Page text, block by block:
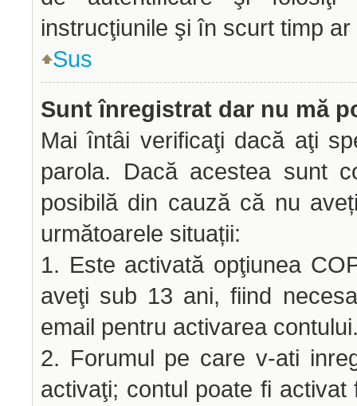
instrucţiunile şi în scurt timp
Sus
Sunt înregistrat dar nu mă
Mai întâi verificaţi dacă aţi
parola. Dacă acestea sunt
posibilă din cauză că nu
următoarele situații:
1. Este activată opţiunea
aveţi sub 13 ani, fiind
email pentru activarea
2. Forumul pe care v-ati
activaţi; contul poate fi